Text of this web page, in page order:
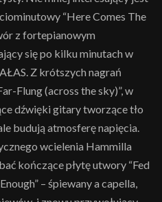
“Here Comes The
z fortepianowym
się po kilku minutach w
Z krótszych nagrań
Flung (across the sky)”, w
dźwięki gitary tworzące tło
budują atmosferę napięcia.
wcielenia Hammilla
kończące płytę utwory “Fed
– śpiewany a capella,